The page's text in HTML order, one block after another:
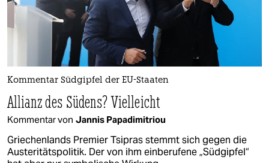
Kommentar Südgipfel der EU-Staaten
Allianz des Südens? Vielleicht
Kommentar von Jannis Papadimitriou
Griechenlands Premier Tsipras stemmt sich gegen die
Austeritätspolitik. Der von ihm einberufene „Südgipfel“